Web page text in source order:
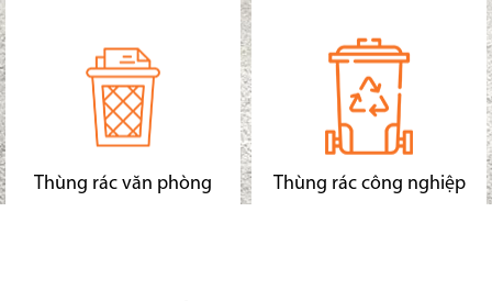
Thùng rác văn phòng Thùng rác công nghiệp